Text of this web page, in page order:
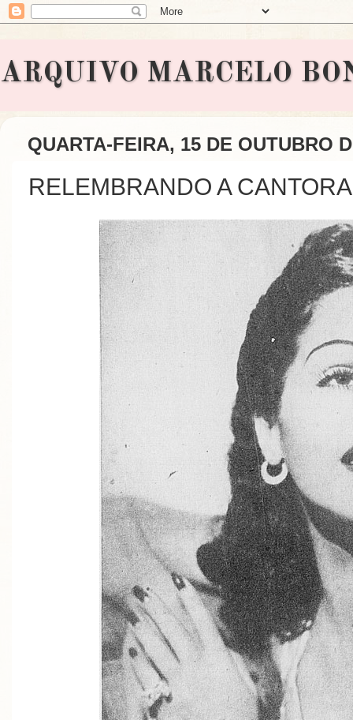
ARQUIVO MARCELO
QUARTA-FEIRA, 15 DE OUTUBRO
RELEMBRANDO A